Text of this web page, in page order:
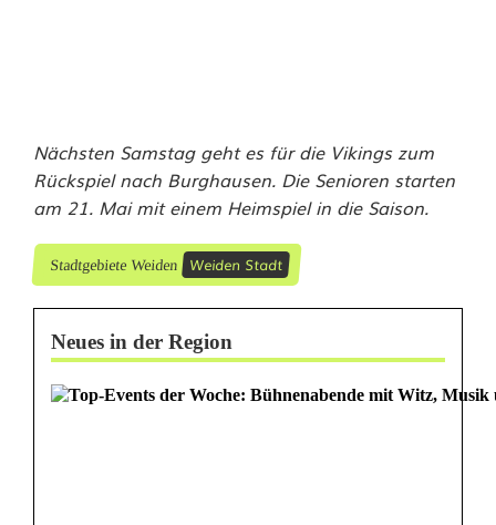
t
r
o
t
Nächsten Samstag geht es für die Vikings zum
Rückspiel nach Burghausen. Die Senioren starten
am 21. Mai mit einem Heimspiel in die Saison.
Stadtgebiete Weiden Weiden Stadt
Neues in der Region